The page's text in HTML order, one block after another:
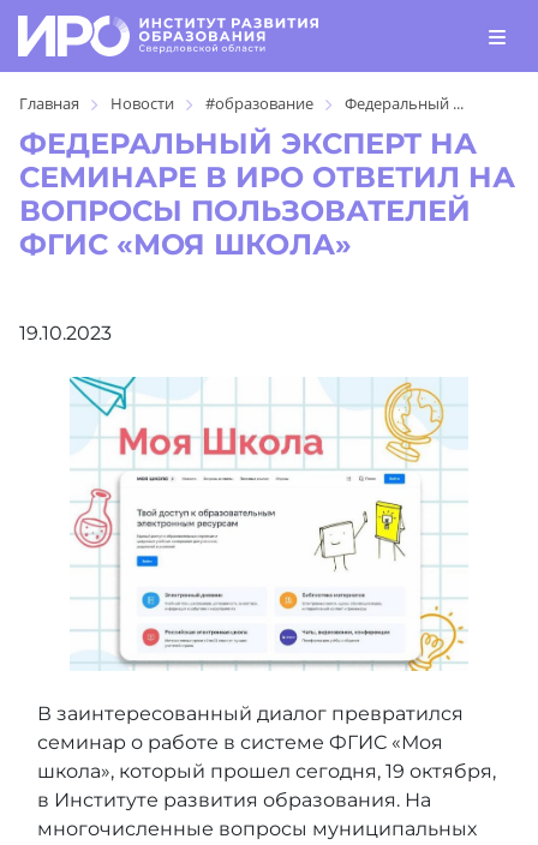
Главная Новости #образование Федеральный ...
ФЕДЕРАЛЬНЫЙ ЭКСПЕРТ НА
СЕМИНАРЕ В ИРО ОТВЕТИЛ НА
ВОПРОСЫ ПОЛЬЗОВАТЕЛЕЙ
ФГИС «МОЯ ШКОЛА»
19.10.2023
В заинтересованный диалог превратился
семинар о работе в системе ФГИС «Моя
школа», который прошел сегодня, 19 октября,
в Институте развития образования. На
многочисленные вопросы муниципальных